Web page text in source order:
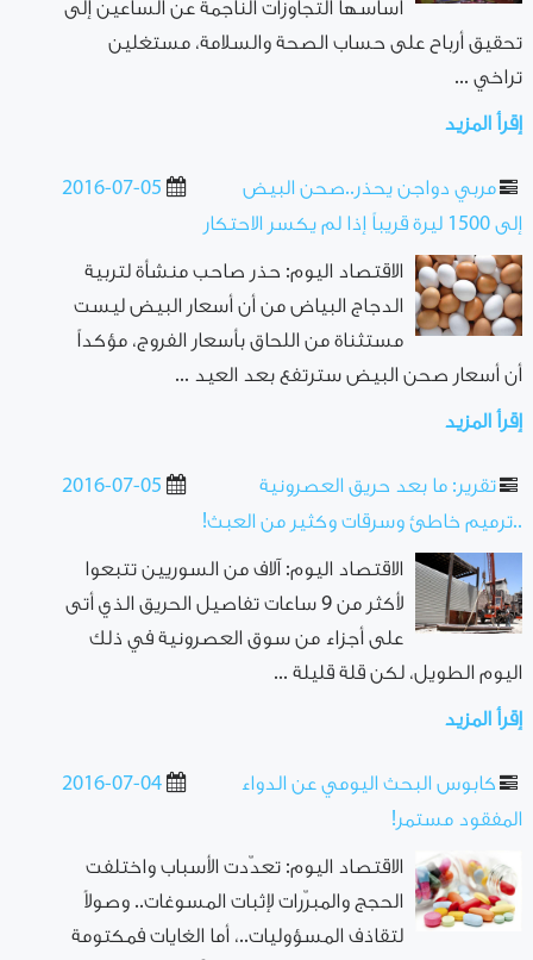
أساسها التجاوزات الناجمة عن الساعين إلى
تحقيق أرباح على حساب الصحة والسلامة، مستغلين
تراخي ...
إقرأ المزيد
2016-07-05
مربي دواجن يحذر..صحن البيض
إلى 1500 ليرة قريباً إذا لم يكسر الاحتكار
الاقتصاد اليوم: حذر صاحب منشأة لتربية
الدجاج البياض من أن أسعار البيض ليست
مستثناة من اللحاق بأسعار الفروج، مؤكداً
أن أسعار صحن البيض سترتفع بعد العيد ...
إقرأ المزيد
2016-07-05
تقرير: ما بعد حريق العصرونية
..ترميم خاطئ وسرقات وكثير من العبث!
الاقتصاد اليوم: آلاف من السوريين تتبعوا
لأكثر من 9 ساعات تفاصيل الحريق الذي أتى
على أجزاء من سوق العصرونية في ذلك
اليوم الطويل، لكن قلة قليلة ...
إقرأ المزيد
2016-07-04
كابوس البحث اليومي عن الدواء
المفقود مستمر!
الاقتصاد اليوم: تعدّدت الأسباب واختلفت
الحجج والمبرّرات لإثبات المسوغات.. وصولاً
لتقاذف المسؤوليات..، أما الغايات فمكتومة